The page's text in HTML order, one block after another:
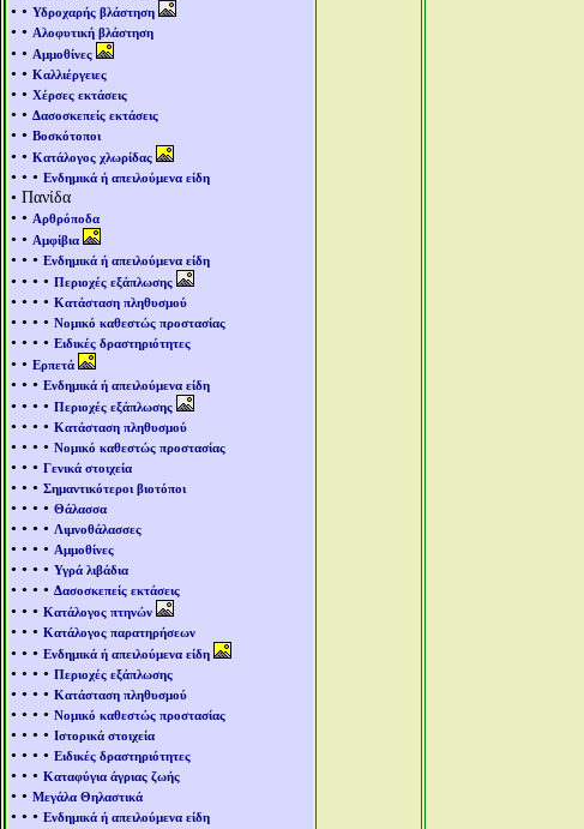
• • Υδροχαρής βλάστηση
• • Αλοφυτική βλάστηση
• • Αμμοθίνες
• • Καλλιέργειες
• • Χέρσες εκτάσεις
• • Δασοσκεπείς εκτάσεις
• • Βοσκότοποι
• • Κατάλογος χλωρίδας
• • • Ενδημικά ή απειλούμενα είδη
• Πανίδα
• • Αρθρόποδα
• • Αμφίβια
• • • Ενδημικά ή απειλούμενα είδη
• • • • Περιοχές εξάπλωσης
• • • • Κατάσταση πληθυσμού
• • • • Νομικό καθεστώς προστασίας
• • • • Ειδικές δραστηριότητες
• • Ερπετά
• • • Ενδημικά ή απειλούμενα είδη
• • • • Περιοχές εξάπλωσης
• • • • Κατάσταση πληθυσμού
• • • • Νομικό καθεστώς προστασίας
• • • Γενικά στοιχεία
• • • Σημαντικότεροι βιοτόποι
• • • • Θάλασσα
• • • • Λιμνοθάλασσες
• • • • Αμμοθίνες
• • • • Υγρά λιβάδια
• • • • Δασοσκεπείς εκτάσεις
• • • Κατάλογος πτηνών
• • • Κατάλογος παρατηρήσεων
• • • Ενδημικά ή απειλούμενα είδη
• • • • Περιοχές εξάπλωσης
• • • • Κατάσταση πληθυσμού
• • • • Νομικό καθεστώς προστασίας
• • • • Ιστορικά στοιχεία
• • • • Ειδικές δραστηριότητες
• • • Καταφύγια άγριας ζωής
• • Μεγάλα Θηλαστικά
• • • Ενδημικά ή απειλούμενα είδη